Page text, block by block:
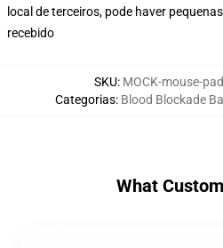
local de terceiros, pode haver
recebido
SKU: MOCK-mouse-
Categorias: Blood Blockade
What